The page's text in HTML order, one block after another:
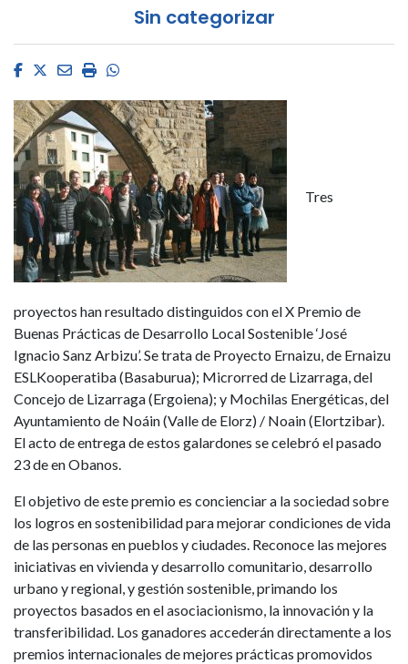
Sin categorizar
Facebook
Twitter
EmailImprimirWhatsapp
Tres
proyectos han resultado distinguidos con el X Premio de
Buenas Prácticas de Desarrollo Local Sostenible ‘José
Ignacio Sanz Arbizu’. Se trata de Proyecto Ernaizu, de Ernaizu
ESLKooperatiba (Basaburua); Microrred de Lizarraga, del
Concejo de Lizarraga (Ergoiena); y Mochilas Energéticas, del
Ayuntamiento de Noáin (Valle de Elorz) / Noain (Elortzibar).
El acto de entrega de estos galardones se celebró el pasado
23 de en Obanos.
El objetivo de este premio es concienciar a la sociedad sobre
los logros en sostenibilidad para mejorar condiciones de vida
de las personas en pueblos y ciudades. Reconoce las mejores
iniciativas en vivienda y desarrollo comunitario, desarrollo
urbano y regional, y gestión sostenible, primando los
proyectos basados en el asociacionismo, la innovación y la
transferibilidad. Los ganadores accederán directamente a los
premios internacionales de mejores prácticas promovidos